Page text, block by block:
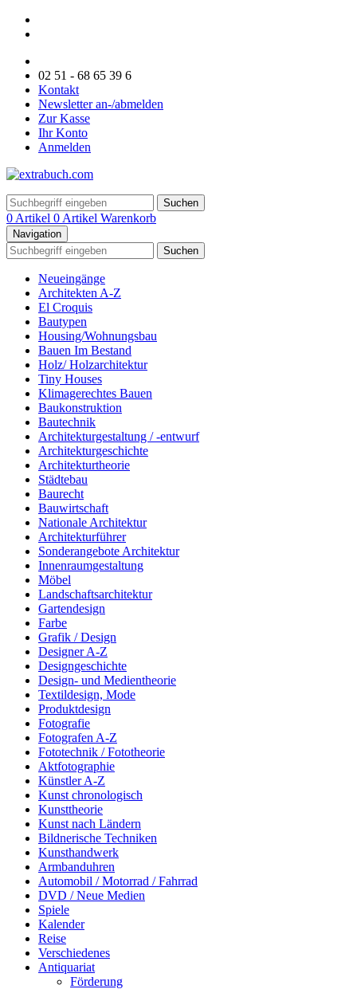
02 51 - 68 65 39 6
Kontakt
Newsletter an-/abmelden
Zur Kasse
Ihr Konto
Anmelden
Suchen
0 Artikel 0 Artikel Warenkorb
Navigation
Suchen
Neueingänge
Architekten A-Z
El Croquis
Bautypen
Housing/Wohnungsbau
Bauen Im Bestand
Holz/ Holzarchitektur
Tiny Houses
Klimagerechtes Bauen
Baukonstruktion
Bautechnik
Architekturgestaltung / -entwurf
Architekturgeschichte
Architekturtheorie
Städtebau
Baurecht
Bauwirtschaft
Nationale Architektur
Architekturführer
Sonderangebote Architektur
Innenraumgestaltung
Möbel
Landschaftsarchitektur
Gartendesign
Farbe
Grafik / Design
Designer A-Z
Designgeschichte
Design- und Medientheorie
Textildesign, Mode
Produktdesign
Fotografie
Fotografen A-Z
Fototechnik / Fototheorie
Aktfotographie
Künstler A-Z
Kunst chronologisch
Kunsttheorie
Kunst nach Ländern
Bildnerische Techniken
Kunsthandwerk
Armbanduhren
Automobil / Motorrad / Fahrrad
DVD / Neue Medien
Spiele
Kalender
Reise
Verschiedenes
Antiquariat
Förderung